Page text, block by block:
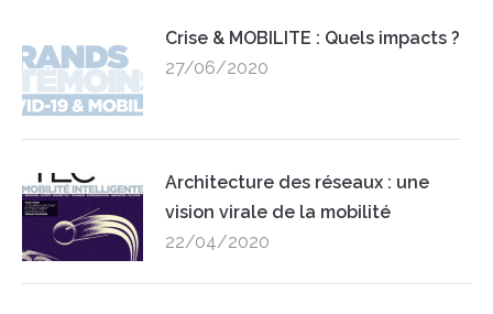
Crise & MOBILITE : Quels impacts ?
27/06/2020
Architecture des réseaux : une
vision virale de la mobilité
22/04/2020